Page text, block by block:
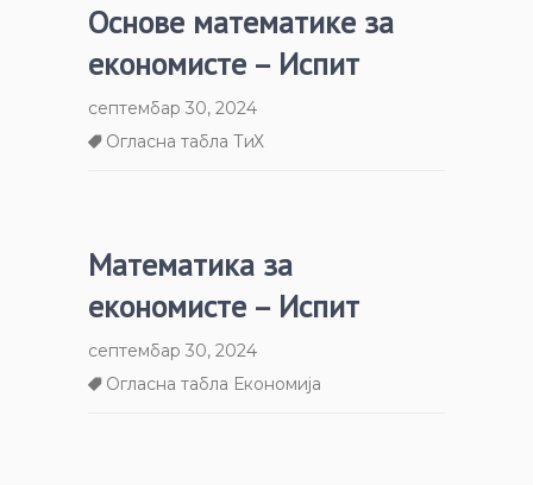
Основе математике за
економисте – Испит
септембар 30, 2024
Огласна табла ТиХ
Математика за
економисте – Испит
септембар 30, 2024
Огласна табла Економија